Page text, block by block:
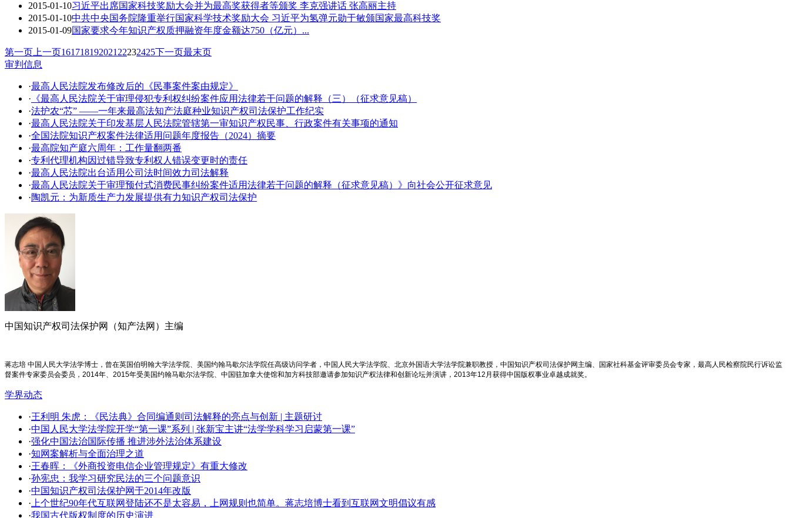
2015-01-10习近平出席国家科技奖励大会并为最高奖获得者等颁奖 李克强讲话 张高丽主持
2015-01-10中共中央国务院隆重举行国家科学技术奖励大会 习近平为氢弹元勋于敏颁国家最高科技奖
2015-01-09国家要求今年知识产权质押融资年度金额达750（亿元）...
第一页 上一页161718192021 22232425下一页最末页
审判信息
·最高人民法院发布修改后的《民事案件案由规定》
· 《最高人民法院关于审理侵犯专利权纠纷案件应用法律若干问题的解释（三）（征求意见稿）
·法护农“芯” ——一年来最高法知产法庭种业知识产权司法保护工作纪实
·​最高人民法院关于印发基层人民法院管辖第一审知识产权民事、行政案件有关事项的通知
·全国法院知识产权案件法律适用问题年度报告（2024）摘要
·最高院知产庭六周年：工作量翻两番
·专利代理机构因过错导致专利权人错误变更时的责任
·最高人民法院出台适用公司法时间效力司法解释
·最高人民法院关于审理预付式消费民事纠纷案件适用法律若干问题的解释（征求意见稿）》向社会公开征求意见
·陶凯元：为新质生产力发展提供有力知识产权司法保护
中国知识产权司法保护网（知产法网）主编
蒋志培 中国人民大学法学博士，曾在英国伯明翰大学法学院、美国约翰马歇尔法学院任高级访问学者，中国人民大学法学院、北京外国语大学法学院兼职教授，中国知识产权司法保护网主编、国家社科基金评审委员会专家，最高人民检察院民行诉讼监
督案件专家委员会委员，2014年、2015年受美国约翰马歇尔法学院、中国驻加拿大使馆和加方科技部邀请参加知识产权法律和创新论坛并演讲，2013年12月获得中国版权事业卓越成就奖。
学界动态
·王利明 朱虎：《民法典》合同编通则司法解释的亮点与创新 | 主题研讨
·中国人民大学法学院开学​“第一课”系列 | 张新宝主讲“法学学科学习启蒙第一课”
·强化中国法治国际传播 推进涉外法治体系建设
·知网案解析与全面治理之道
·王春晖：《外商投资电信企业管理规定》有重大修改
·孙宪忠：我学习研究民法的三个问题意识
·中国知识产权司法保护网于2014年改版
· 上个世纪90年代互联网登陆还不是太容易，上网规则也简单。蒋志培博士看到互联网文明倡议有感
·我国古代版权制度的历史演进